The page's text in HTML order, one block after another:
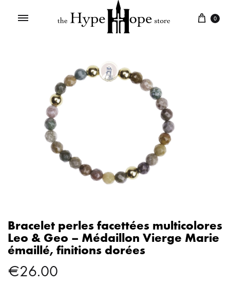
0
Bracelet perles facettées multicolores
Leo & Geo – Médaillon Vierge Marie
émaillé, finitions dorées
€26.00